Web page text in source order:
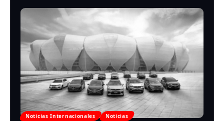
Noticias Internacionales Noticias